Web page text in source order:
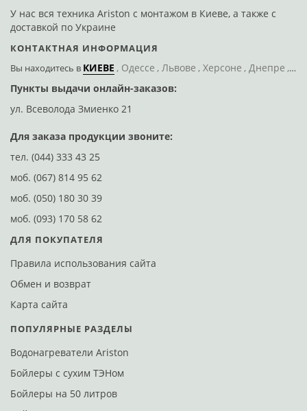
У нас вся техника Ariston с монтажом в Киеве, а также с
доставкой по Украине
КОНТАКТНАЯ ИНФОРМАЦИЯ
Вы находитесь в КИЕВЕ Одессе Львове Херсоне Днепре
Пункты выдачи онлайн-заказов:
ул. Всеволода Змиенко 21
Для заказа продукции звоните:
тел. (044) 333 43 25
моб. (067) 814 95 62
моб. (050) 180 30 39
моб. (093) 170 58 62
ДЛЯ ПОКУПАТЕЛЯ
Правила использования сайта
Обмен и возврат
Карта сайта
ПОПУЛЯРНЫЕ РАЗДЕЛЫ
Водонагреватели Ariston
Бойлеры с сухим ТЭНом
Бойлеры на 50 литров